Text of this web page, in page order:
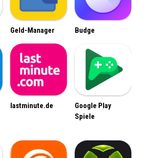
Geld-Manager Budge
lastminute.de
Google Play
Spiele